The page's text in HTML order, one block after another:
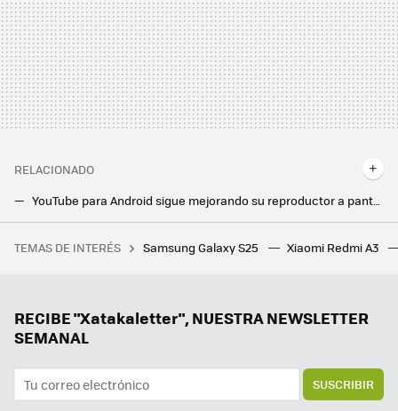
RELACIONADO
Diez aplicaciones Android imprescindibles que están en Google Play Pass
Sólo hay unos auriculares Bluetooth que me compraría por 50 euros. Tienen casi todo lo que busco, y además son comodísimos
TEMAS DE INTERÉS Samsung Galaxy S25 Xiaomi Redmi A3
RECIBE "Xatakaletter", NUESTRA NEWSLETTER
SEMANAL
SUSCRIBIR